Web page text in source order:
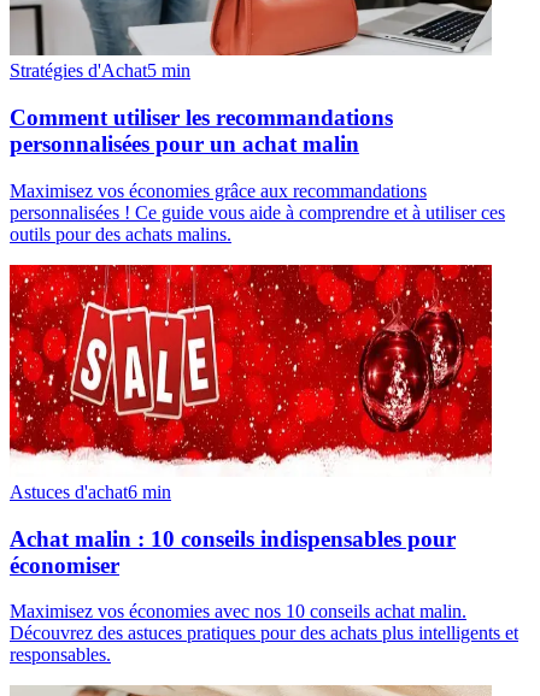
Stratégies d'Achat5 min
Comment utiliser les recommandations
personnalisées pour un achat malin
Maximisez vos économies grâce aux recommandations
personnalisées ! Ce guide vous aide à comprendre et à utiliser ces
outils pour des achats malins.
Astuces d'achat6 min
Achat malin : 10 conseils indispensables pour
économiser
Maximisez vos économies avec nos 10 conseils achat malin.
Découvrez des astuces pratiques pour des achats plus intelligents et
responsables.